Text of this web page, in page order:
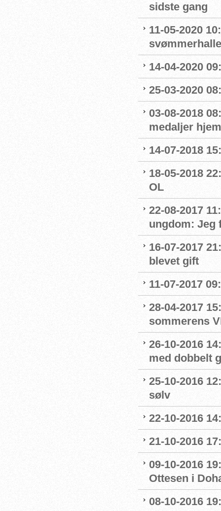
sidste gang
11-05-2020
14-04-2020
25-03-2020
03-08-2018
medaljer
14-07-2018
18-05-2018
OL
22-08-2017
ungdom:
16-07-2017
blevet gift
11-07-2017
28-04-2017
sommerens
26-10-2016
med dobbelt
25-10-2016
sølv
22-10-2016
21-10-2016
09-10-2016
Ottesen i
08-10-2016